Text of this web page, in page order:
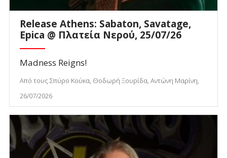
Release Athens: Sabaton, Savatage,
Epica @ Πλατεία Νερού, 25/07/26
Madness Reigns!
Από τους Σπύρο Κούκα, Θοδωρή Ξουρίδα, Αντώνη Μαρίνη,
26/07/2026